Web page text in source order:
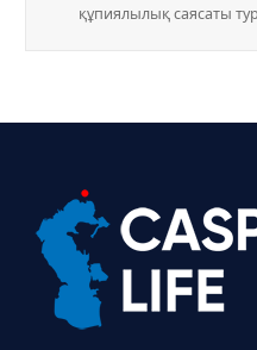
құпиялылық саясаты